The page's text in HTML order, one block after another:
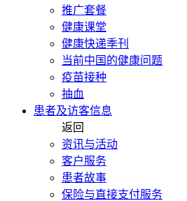
推广套餐
健康课堂
健康快递季刊
当前中国的健康问题
疫苗接种
抽血
患者及访客信息
返回
资讯与活动
客户服务
患者故事
保险与直接支付服务